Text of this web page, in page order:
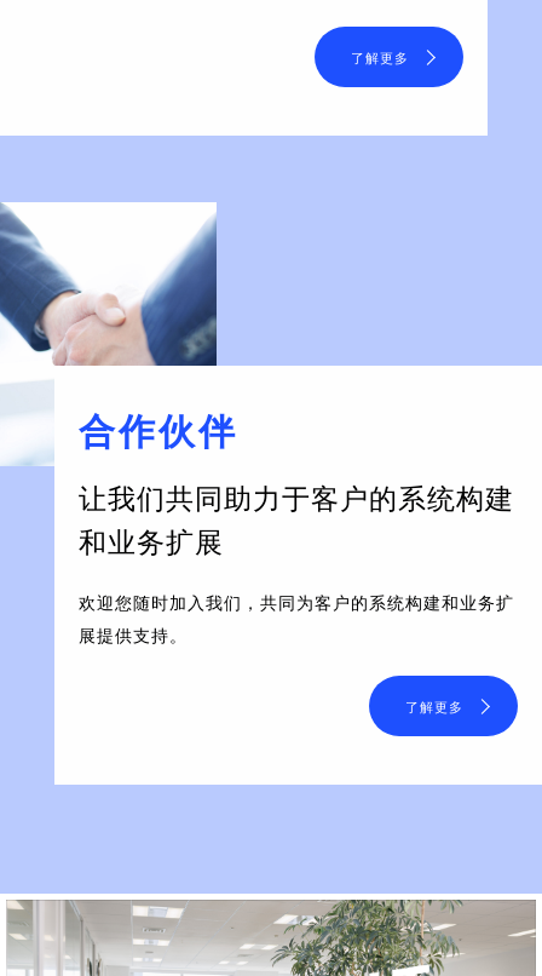
了解更多
合作伙伴
让我们共同助力于客户的系统构建
和业务扩展
欢迎您随时加入我们，共同为客户的系统构建和业务扩
展提供支持。
了解更多